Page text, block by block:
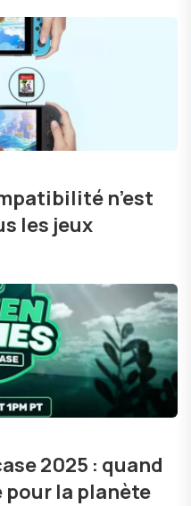
n’est
les jeux
2025 : quand
pour la planète